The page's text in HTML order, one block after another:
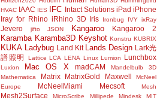
HVAC IAAC IES IFC Intact Solutions iPad iPhone
Iray for Rhino iRhino 3D Iris Ironbug IVY ixRay
Jevero jifto JSON Kangaroo Kangaroo 2
Karamba Karamba3D Keyshot Konstru KUBRIX
KUKA Ladybug Land Kit Lands Design Lark光
譜照明
Lattice LCA LENA Linux Lumion Lunchbox
Luxion Mac OS X madCAM
Mandelbulb 3D
Mathematica
Matrix MatrixGold Maxwell
McNeel
Europe
McNeelMiami Mecsoft Mesh
Mesh2Surface MicroScribe Millipede Mindesk
MIT